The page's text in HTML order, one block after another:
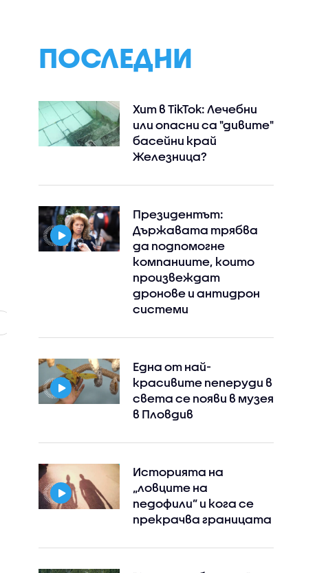
ПОСЛЕДНИ
Хит в TikTok: Лечебни
или опасни са "дивите"
басейни край
Железница?
Президентът:
Държавата трябва
да подпомогне
компаниите, които
произвеждат
дронове и антидрон
системи
Една от най-
красивите пеперуди в
света се появи в музея
в Пловдив
Историята на
„ловците на
педофили” и кога се
прекрачва границата